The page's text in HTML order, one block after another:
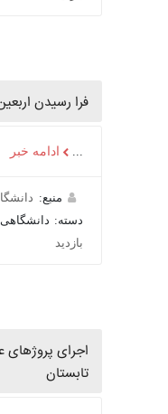
فرا رسیدن اربعین
ادامه خبر
منبع:دانشگاه
دسته: دانشگاهی
اجرای پروژهای
تابستان